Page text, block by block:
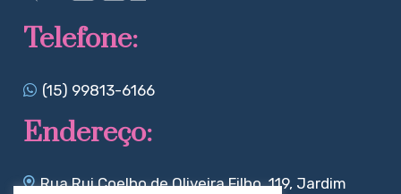
Telefone:
(15) 99813-6166
Endereço:
Rua Rui Coelho de Oliveira Filho, 119, Jardim